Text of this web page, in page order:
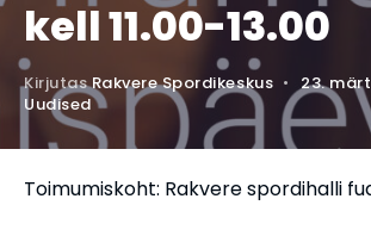
kell 11.00-13.00
KirjutasRakvere Spordikeskus • 23.
Uudised
Toimumiskoht: Rakvere spordihalli